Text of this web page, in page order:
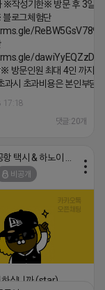
※작성기한※ 방문 후 3일
로그체험단
방문인원 최대 4인 까지
과시 초과비용은 본인부담
17:18
댓글:20개
은
╰➤
비공개
십니까 (star)